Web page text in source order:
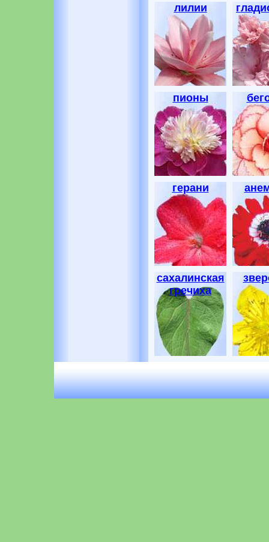
лилии
пионы
герани
сахалинская
гречиха